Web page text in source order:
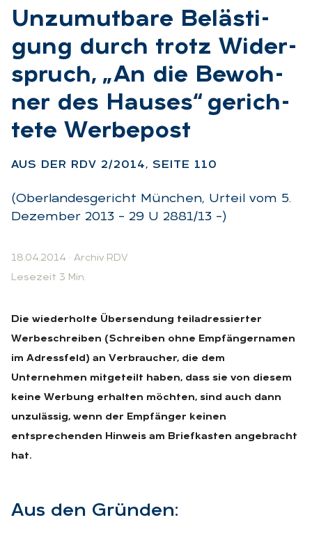
:Un­zu­mut­ba­re Be­läs­ti­
gung durch trotz Wi­der­
spruch, „An die Be­woh­
ner des Hau­ses“ ge­rich­
te­te Wer­be­post
AUS DER RDV 2/2014, SEI­TE 110
(Oberlandesgericht München, Urteil vom 5.
Dezember 2013 – 29 U 2881/13 –)
18.04.2014 · Archiv RDV
Lesezeit 3 Min.
Die wiederholte Übersendung teiladressierter
Werbeschreiben (Schreiben ohne Empfängernamen
im Adressfeld) an Verbraucher, die dem
Unternehmen mitgeteilt haben, dass sie von diesem
keine Werbung erhalten möchten, sind auch dann
unzulässig, wenn der Empfänger keinen
entsprechenden Hinweis am Briefkasten angebracht
hat.
Aus den Grün­den: